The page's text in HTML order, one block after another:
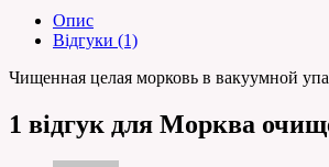
Опис
Відгуки (1)
Чищенная целая морковь в вакуумной
1 відгук для Морква